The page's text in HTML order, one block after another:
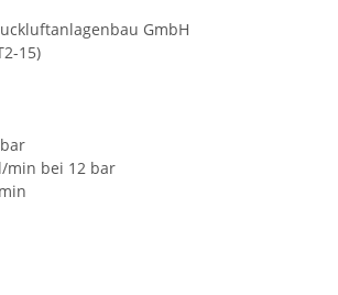
GmbH
15)
min bei 12 bar